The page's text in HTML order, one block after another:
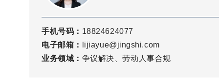
手机号码： 18824624077
电子邮箱：
lijiayue@jingshi.com
业务领域： 争议解决、劳动人事合规